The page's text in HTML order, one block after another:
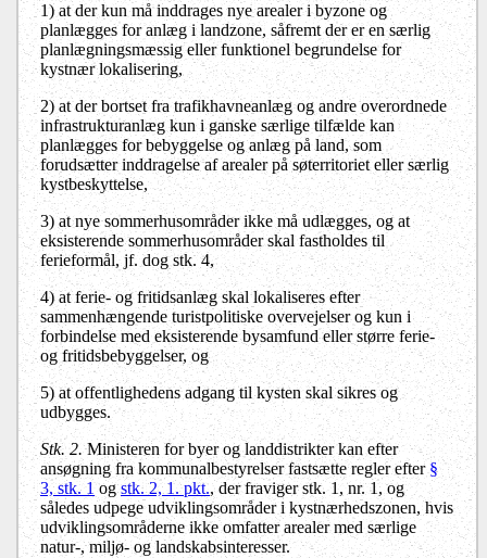
1) at der kun må inddrages nye arealer i byzone og
planlægges for anlæg i landzone, såfremt der er en særlig
planlægningsmæssig eller funktionel begrundelse for
kystnær lokalisering,
2) at der bortset fra trafikhavneanlæg og andre overordnede
infrastrukturanlæg kun i ganske særlige tilfælde kan
planlægges for bebyggelse og anlæg på land, som
forudsætter inddragelse af arealer på søterritoriet eller særlig
kystbeskyttelse,
3) at nye sommerhusområder ikke må udlægges, og at
eksisterende sommerhusområder skal fastholdes til
ferieformål, jf. dog stk. 4,
4) at ferie- og fritidsanlæg skal lokaliseres efter
sammenhængende turistpolitiske overvejelser og kun i
forbindelse med eksisterende bysamfund eller større ferie-
og fritidsbebyggelser, og
5) at offentlighedens adgang til kysten skal sikres og
udbygges.
Stk. 2.Ministeren for byer og landdistrikter kan efter
ansøgning fra kommunalbestyrelser fastsætte regler efter§
3, stk. 1 ogstk. 2, 1. pkt., der fraviger stk. 1, nr. 1, og
således udpege udviklingsområder i kystnærhedszonen, hvis
udviklingsområderne ikke omfatter arealer med særlige
natur-, miljø- og landskabsinteresser.